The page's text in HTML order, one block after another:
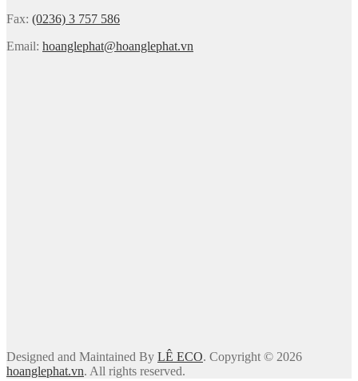
Fax: (0236) 3 757 586
Email: hoanglephat@hoanglephat.vn
Designed and Maintained By LÊ ECO. Copyright © 2026
hoanglephat.vn. All rights reserved.